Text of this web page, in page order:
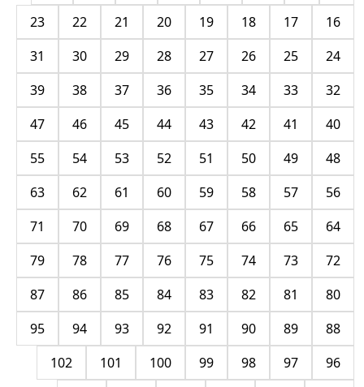
16
17
18
19
20
21
22
23
24
25
26
27
28
29
30
31
32
33
34
35
36
37
38
39
40
41
42
43
44
45
46
47
48
49
50
51
52
53
54
55
56
57
58
59
60
61
62
63
64
65
66
67
68
69
70
71
72
73
74
75
76
77
78
79
80
81
82
83
84
85
86
87
88
89
90
91
92
93
94
95
96
97
98
99
100
101
102